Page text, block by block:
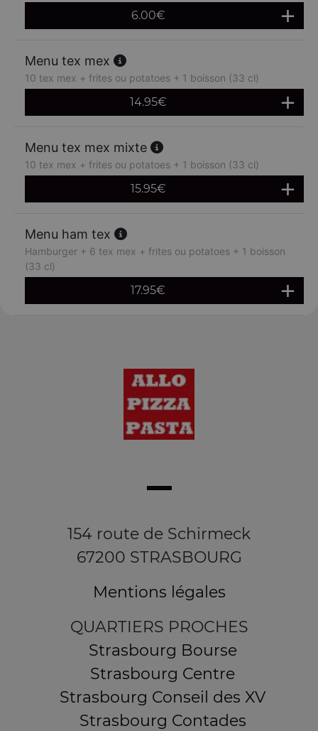
6.00€
Menu tex mex
10 tex mex + frites ou potatoes + 1 boisson (33 cl)
14.95€
Menu tex mex mixte
10 tex mex + frites ou potatoes + 1 boisson (33 cl)
15.95€
Menu ham tex
Hamburger + 6 tex mex + frites ou potatoes + 1 boisson
(33 cl)
17.95€
154 route de Schirmeck
67200 STRASBOURG
Mentions légales
QUARTIERS PROCHES
Strasbourg Bourse
Strasbourg Centre
Strasbourg Conseil des XV
Strasbourg Contades